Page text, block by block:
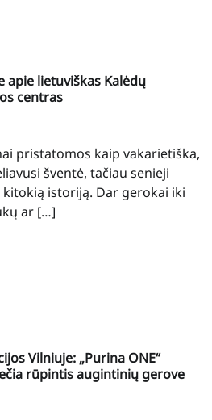
apie lietuviškas Kalėdų
centras
pristatomos kaip vakarietiška,
šventė, tačiau senieji
istoriją. Dar gerokai iki
ar […]
Vilniuje: „Purina ONE“
rūpintis augintinių gerove